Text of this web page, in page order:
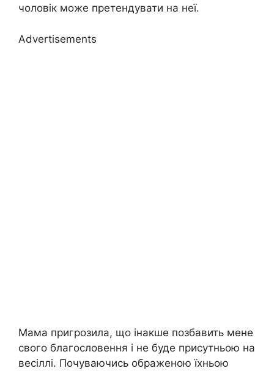
чоловік може претендувати на неї.
Advertisements
Мама пригрозила, що інакше позбавить мене
свого благословення і не буде присутньою на
весіллі. Почуваючись ображеною їхньою